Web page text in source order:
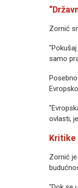
Zornić
samo
ovlasti,
Kritike
Zornić